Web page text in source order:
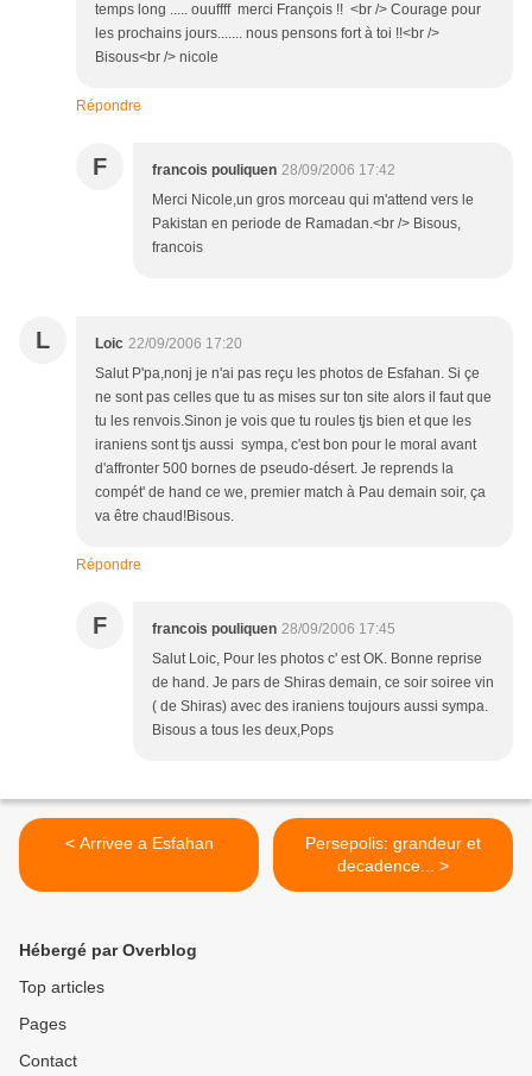
temps long ..... ouuffff merci François !! <br /> Courage pour
les prochains jours....... nous pensons fort à toi !!<br />
Bisous<br /> nicole
Répondre
F francois pouliquen 28/09/2006 17:42
Merci Nicole,un gros morceau qui m'attend vers le
Pakistan en periode de Ramadan.<br /> Bisous,
francois
L Loic 22/09/2006 17:20
Salut P'pa,nonj je n'ai pas reçu les photos de Esfahan. Si çe
ne sont pas celles que tu as mises sur ton site alors il faut que
tu les renvois.Sinon je vois que tu roules tjs bien et que les
iraniens sont tjs aussi sympa, c'est bon pour le moral avant
d'affronter 500 bornes de pseudo-désert. Je reprends la
compét' de hand ce we, premier match à Pau demain soir, ça
va être chaud!Bisous.
Répondre
F francois pouliquen 28/09/2006 17:45
Salut Loic, Pour les photos c' est OK. Bonne reprise
de hand. Je pars de Shiras demain, ce soir soiree vin
( de Shiras) avec des iraniens toujours aussi sympa.
Bisous a tous les deux,Pops
< Arrivee a Esfahan
Persepolis: grandeur et
decadence... >
Hébergé par Overblog
Top articles
Pages
Contact